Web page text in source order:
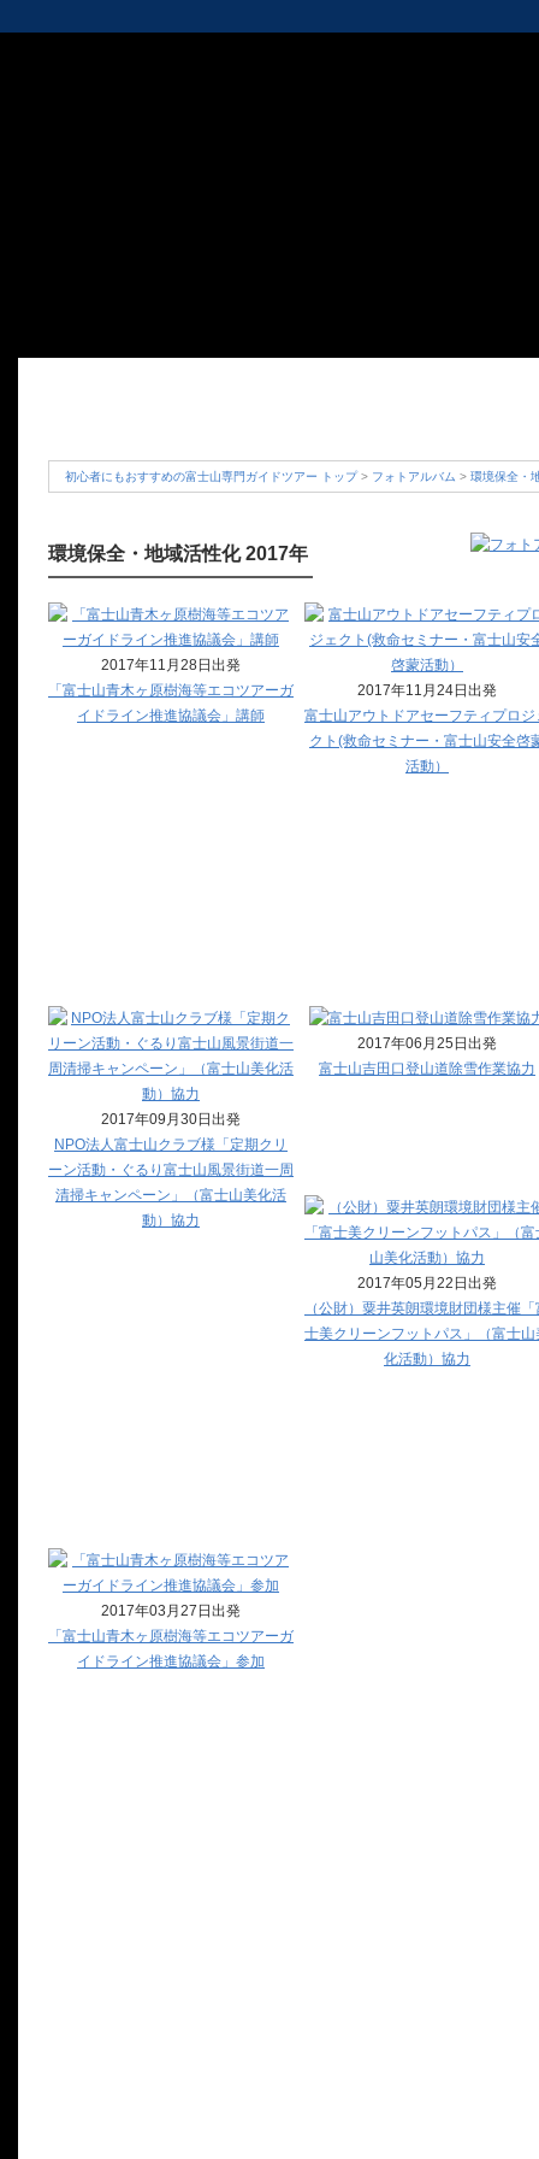
初心者にもおすすめの富士山専門ガイドツアー トップ> フォトアルバム > 環境保全・
環境保全・地域活性化 2017年
2017年11月28日出発
「富士山青木ヶ原樹海等エコツアーガ
イドライン推進協議会」講師
2017年11月24日出発
富士山アウトドアセーフティプロジ
クト(救命セミナー・富士山安全啓
活動）
2017年09月30日出発
NPO法人富士山クラブ様「定期クリ
ーン活動・ぐるり富士山風景街道一周
清掃キャンペーン」（富士山美化活
動）協力
2017年06月25日出発
富士山吉田口登山道除雪作業協力
2017年05月22日出発
（公財）粟井英朗環境財団様主催「
士美クリーンフットパス」（富士山
化活動）協力
2017年03月27日出発
「富士山青木ヶ原樹海等エコツアーガ
イドライン推進協議会」参加